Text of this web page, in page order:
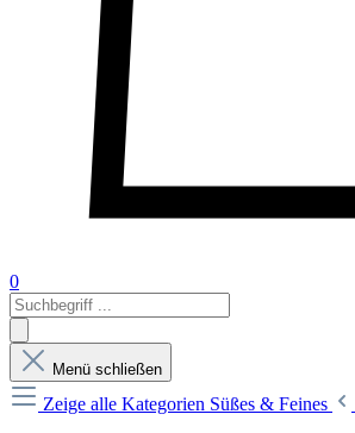
0
Menü schließen
Zeige alle Kategorien Süßes & Feines